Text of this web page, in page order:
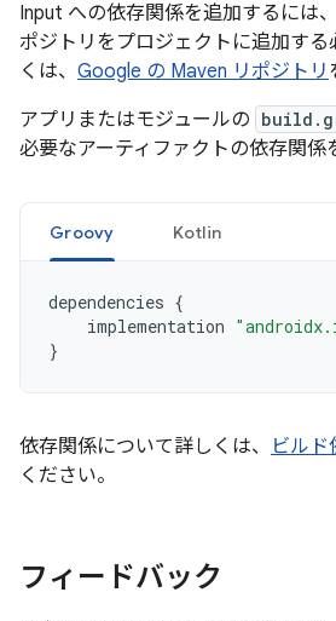
Input への依存関係を追加するには
ポジトリをプロジェクトに追加する
くは、 Google の Maven リポジトリ
アプリまたはモジュールの
必要なアーティファクトの依存関係
Groovy Kotlin
dependencies {
implementation
}
依存関係について詳しくは、 ビルド
ください。
フィードバック